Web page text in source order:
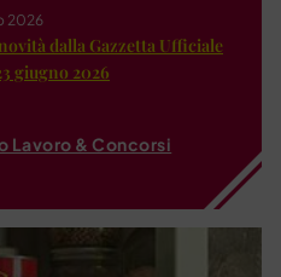
2026
dalla Gazzetta Ufficiale
giugno 2026
Lavoro & Concorsi